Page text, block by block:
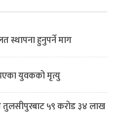
स्थापना हुनुपर्ने माग
युवकको मृत्यु
तुलसीपुरबाट ५९ करोड ३४ लाख